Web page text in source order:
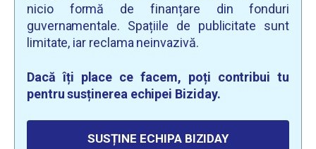
nicio formă de finanțare din fonduri
guvernamentale. Spațiile de publicitate sunt
limitate, iar reclama neinvazivă.
Dacă îți place ce facem, poți contribui tu
pentru susținerea echipei Biziday.
SUSȚINE ECHIPA BIZIDAY